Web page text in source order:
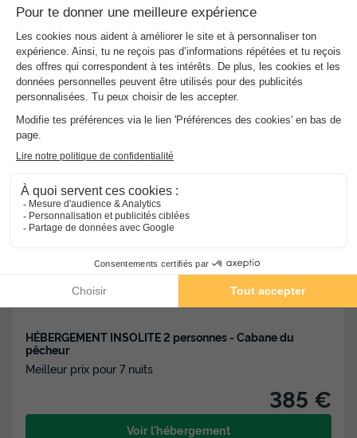
Voir sur la carte
HÉBERGEMENT INSOLITE 2 personnes - Cabane du
pêcheur
Meilleur prix pour 7 nuits
385 €
Voir l'hébergement
Réservez dès maintenant, payez en 4 fois
avec Alma et partez en toute tranquillité.